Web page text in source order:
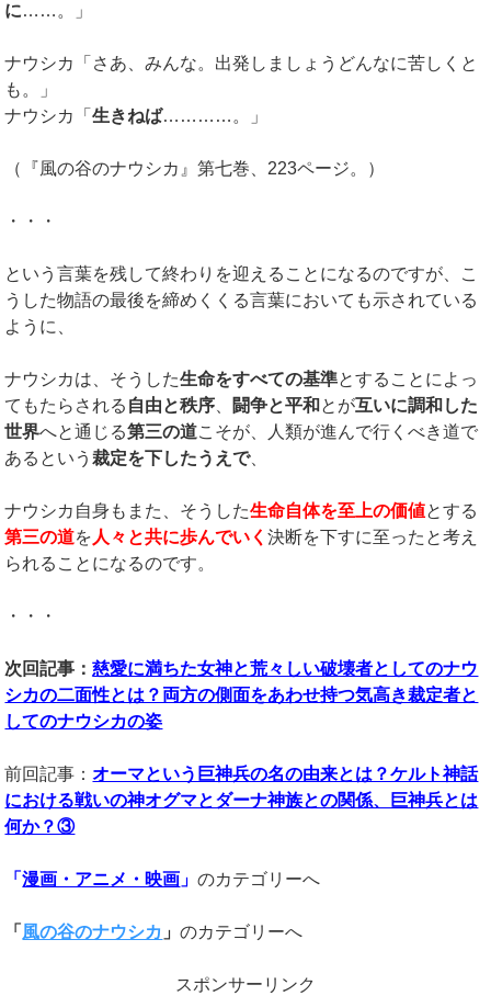
に……。」
ナウシカ「さあ、みんな。出発しましょうどんなに苦しくと
も。」
ナウシカ「生きねば…………。」
（『風の谷のナウシカ』第七巻、223ページ。）
・・・
という言葉を残して終わりを迎えることになるのですが、こ
うした物語の最後を締めくくる言葉においても示されている
ように、
ナウシカは、そうした生命をすべての基準とすることによっ
てもたらされる 自由と秩序、 闘争と平和 とが互いに調和した
世界へと通じる第三の道こそが、人類が進んで行くべき道で
あるという裁定を下したうえで、
ナウシカ自身もまた、そうした生命自体を至上の価値とする
第三の道を人々と共に歩んでいく決断を下すに至ったと考え
られることになるのです。
・・・
次回記事：慈愛に満ちた女神と荒々しい破壊者としてのナウ
シカの二面性とは？両方の側面をあわせ持つ気高き裁定者と
してのナウシカの姿
前回記事：オーマという巨神兵の名の由来とは？ケルト神話
における戦いの神オグマとダーナ神族との関係、巨神兵とは
何か？③
「漫画・アニメ・映画 」のカテゴリーへ
「 風の谷のナウシカ 」のカテゴリーへ
スポンサーリンク